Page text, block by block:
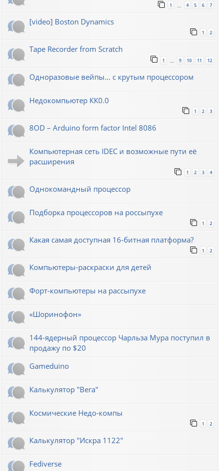
1 … 4 5 6 7
[video] Boston Dynamics
1 2
Tape Recorder from Scratch
1 9 10 11 12
Одноразовые вейпы... с крутым процессором
Недокомпьютер КК0.0
1 2 3
8OD – Arduino form factor Intel 8086
Компьютерная сеть IDEC и возможные пути её
расширения
1 2 3 4
Однокомандный процессор
Подборка процессоров на россыпухе
1 2
Какая самая доступная 16-битная платформа?
1 2
Компьютеры-раскраски для детей
Форт-компьютеры на рассыпухе
«Шоринофон»
144-ядерный процессор Чарльза Мура поступил в
продажу по $20
Gameduino
Калькулятор "Вега"
Космические Недо-компы
1 2
Калькулятор "Искра 1122"
Fediverse